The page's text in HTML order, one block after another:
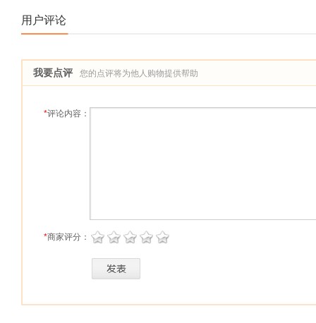
用户评论
我要点评 您的点评将为他人购物提供帮助
*评论内容：
*商家评分：